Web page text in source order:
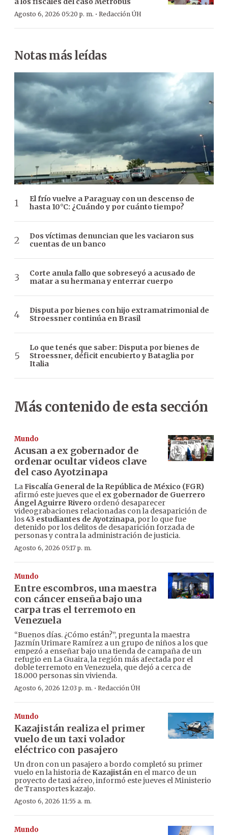
Agosto 6, 2026 05:20 p. m. · Redacción ÚH
Notas más leídas
El frío vuelve a Paraguay con un descenso de
hasta 10°C: ¿Cuándo y por cuánto tiempo?
Dos víctimas denuncian que les vaciaron sus
cuentas de un banco
Corte anula fallo que sobreseyó a acusado de
matar a su hermana y enterrar cuerpo
Disputa por bienes con hijo extramatrimonial de
Stroessner continúa en Brasil
Lo que tenés que saber: Disputa por bienes de
Stroessner, déficit encubierto y Bataglia por
Italia
Más contenido de esta sección
Mundo
Acusan a ex gobernador de
ordenar ocultar videos clave
del caso Ayotzinapa
LaFiscalía General de la República de México (FGR)
afirmó este jueves que el ex gobernador de Guerrero
Ángel Aguirre Rivero ordenó desaparecer
videograbaciones relacionadas con la desaparición de
los43 estudiantes de Ayotzinapa, por lo que fue
detenido por los delitos de desaparición forzada de
personas y contra la administración de justicia.
Agosto 6, 2026 05:17 p. m.
Mundo
Entre escombros, una maestra
con cáncer enseña bajo una
carpa tras el terremoto en
Venezuela
“Buenos días. ¿Cómo están?”, pregunta la maestra
Jazmín Urimare Ramírez a un grupo de niños a los que
empezó a enseñar bajo una tienda de campaña de un
refugio en La Guaira, la región más afectada por el
doble terremoto en Venezuela, que dejó a cerca de
18.000 personas sin vivienda.
Agosto 6, 2026 12:03 p. m. · Redacción ÚH
Mundo
Kazajistán realiza el primer
vuelo de un taxi volador
eléctrico con pasajero
Un dron con un pasajero a bordo completó su primer
vuelo en la historia de Kazajistán en el marco de un
proyecto de taxi aéreo, informó este jueves el Ministerio
de Transportes kazajo.
Agosto 6, 2026 11:55 a. m.
Mundo